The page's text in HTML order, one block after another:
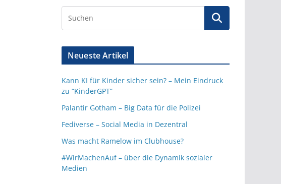
Neueste Artikel
Kann KI für Kinder sicher sein? – Mein Eindruck
zu “KinderGPT”
Palantir Gotham – Big Data für die Polizei
Fediverse – Social Media in Dezentral
Was macht Ramelow im Clubhouse?
#WirMachenAuf – über die Dynamik sozialer
Medien